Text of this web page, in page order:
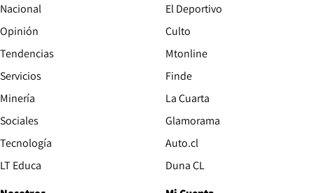
Nacional
Opinión
Tendencias
Servicios
Minería
Sociales
Tecnología
LT Educa
El Deportivo
Culto
Mtonline
Finde
La Cuarta
Glamorama
Auto.cl
Duna CL